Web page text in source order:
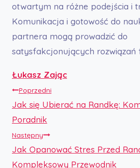
otwartym na różne podejścia i
Komunikacja i gotowość do
partnera mogą prowadzić do
satysfakcjonujących rozwiązań
Łukasz Zając
Nawigacja
wpisu
Poprzedni
Jak się Ubierać na Randkę:
Poradnik
Następny
Jak Opanować Stres Przed
Kompleksowy Przewodnik